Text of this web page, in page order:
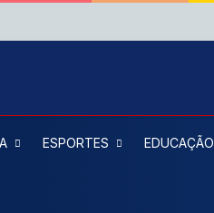
ESPORTES EDUCAÇÃO